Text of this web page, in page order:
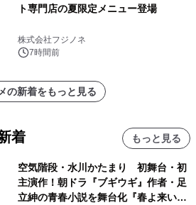
ト専門店の夏限定メニュー登場
株式会社フジノネ
7時間前
の新着をもっと見る
着 もっと見る
空気階段・水川かたまり 初舞台・初
主演作！朝ドラ『ブギウギ』作者・足
立紳の青春小説を舞台化『春よ来い、